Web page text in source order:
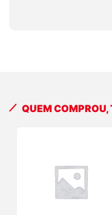
QUEM